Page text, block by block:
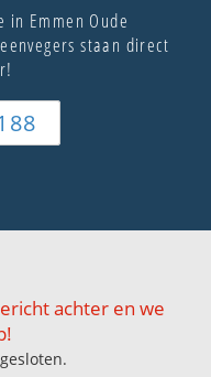
in Emmen Oude
staan direct
achter en we